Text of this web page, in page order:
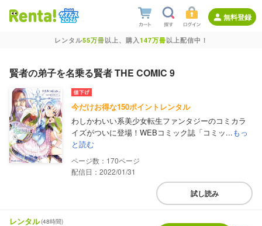
無料登録
レンタル55万冊以上、購入147万冊以上配信中！
賢者の弟子を名乗る賢者 THE COMIC 9
今だけお得な150ポイントレンタル
わしかわいい系美少女転生ファンタジーのコミカラ
イズがついに登場！WEBコミック誌「コミッ...もっ
と読む
170
配信日：2022/01/31
試し読み
レンタル(48時間)